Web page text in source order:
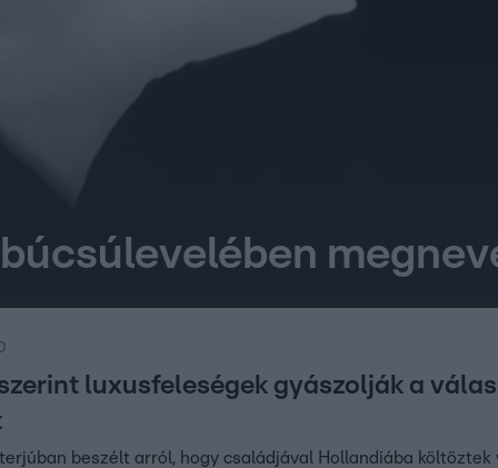
luxusfeleségek gyászolják a
beszélt arról, hogy családjával Hollandiába költöztek